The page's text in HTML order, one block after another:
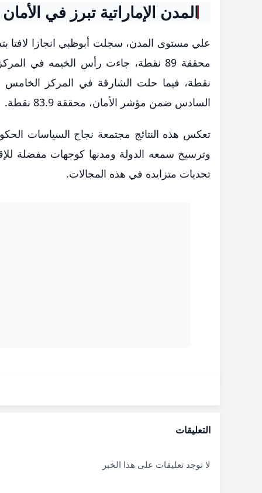
المدن الإماراتية تبرز في الأمان
علي مستوى المدن، سجلت أبوظبي انجازا لافتا
السادس ضمن مؤشر الأمان، محققة 83.9 نقطة.
تعكس هذه النتائج مجتمعة نجاح السياسات
وترسيخ سمعه الدولة ومدنها كوجهات مفضلة
تحديات متزايده في هذه المجالات.
التعليقات
لا توجد تعليقات على هذا الخبر